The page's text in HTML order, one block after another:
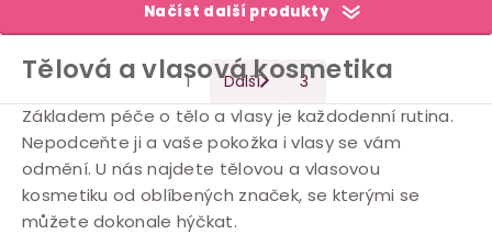
v
Načíst další produkty
S
t
r
á
n
k
1 Další 3
Tělová a vlasová kosmetika
Základem péče o tělo a vlasy je každodenní rutina.
Nepodceňte ji a vaše pokožka i vlasy se vám
odmění. U nás najdete tělovou a vlasovou
kosmetiku od oblíbených značek, se kterými se
můžete dokonale hýčkat.